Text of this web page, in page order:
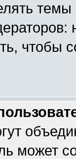
чтобы
может